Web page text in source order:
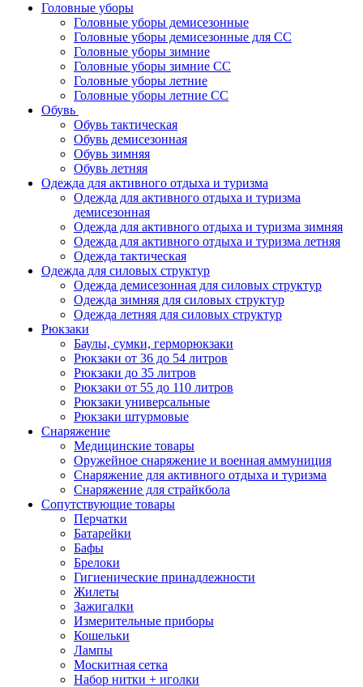
Головные уборы
Головные уборы демисезонные
Головные уборы демисезонные для СС
Головные уборы зимние
Головные уборы зимние СС
Головные уборы летние
Головные уборы летние СС
Обувь
Обувь тактическая
Обувь демисезонная
Обувь зимняя
Обувь летняя
Одежда для активного отдыха и туризма
Одежда для активного отдыха и туризма
демисезонная
Одежда для активного отдыха и туризма зимняя
Одежда для активного отдыха и туризма летняя
Одежда тактическая
Одежда для силовых структур
Одежда демисезонная для силовых структур
Одежда зимняя для силовых структур
Одежда летняя для силовых структур
Рюкзаки
Баулы, сумки, герморюкзаки
Рюкзаки от 36 до 54 литров
Рюкзаки до 35 литров
Рюкзаки от 55 до 110 литров
Рюкзаки универсальные
Рюкзаки штурмовые
Снаряжение
Медицинские товары
Оружейное снаряжение и военная аммуниция
Снаряжение для активного отдыха и туризма
Снаряжение для страйкбола
Сопутствующие товары
Перчатки
Батарейки
Бафы
Брелоки
Гигиенические принадлежности
Жилеты
Зажигалки
Измерительные приборы
Кошельки
Лампы
Москитная сетка
Набор нитки + иголки